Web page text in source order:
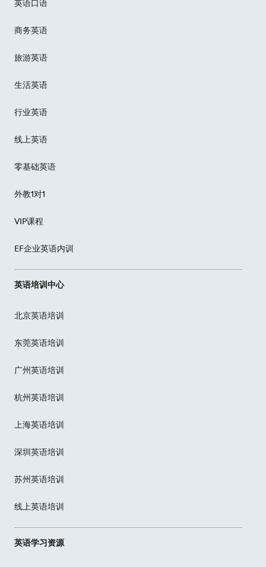
英语口语
商务英语
旅游英语
生活英语
行业英语
线上英语
零基础英语
外教1对1
VIP课程
EF企业英语内训
英语培训中心
北京英语培训
东莞英语培训
广州英语培训
杭州英语培训
上海英语培训
深圳英语培训
苏州英语培训
线上英语培训
英语学习资源